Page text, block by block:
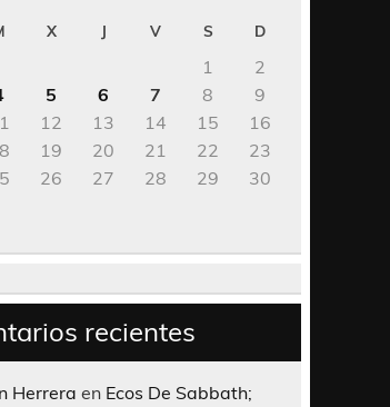
X J V S D
1
2
5 6 7 8
9
12 13 14 15
16
19 20 21 22
23
26 27 28 29
30
recientes
Herrera en Ecos De Sabbath;